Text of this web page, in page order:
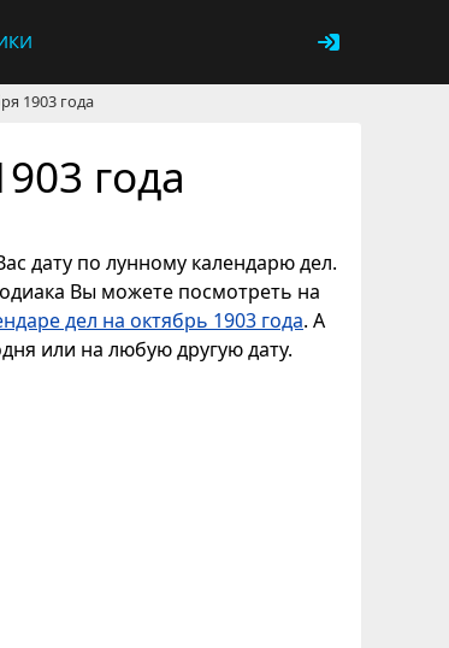
1903 года
года
дату по лунному календарю дел.
Вы можете посмотреть на
дел на октябрь 1903 года. А
или на любую другую дату.